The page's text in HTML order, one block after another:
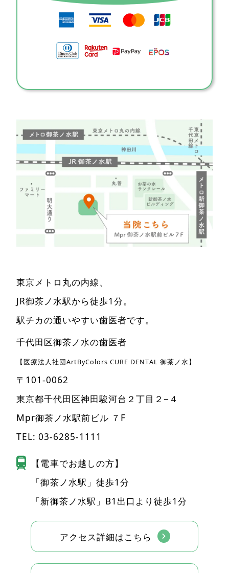
東京メトロ丸の内線、
JR御茶ノ水駅から徒歩1分。
駅チカの通いやすい歯医者です。
千代田区御茶ノ水の歯医者
【医療法人社団ArtByColors CURE DENTAL 御茶ノ水】
〒101-0062
東京都千代田区神田駿河台２丁目２−４
Mpr御茶ノ水駅前ビル ７F
TEL: 03-6285-1111
【電車でお越しの方】
「御茶ノ水駅」徒歩1分
「新御茶ノ水駅」B1出口より徒歩1分
アクセス詳細はこちら